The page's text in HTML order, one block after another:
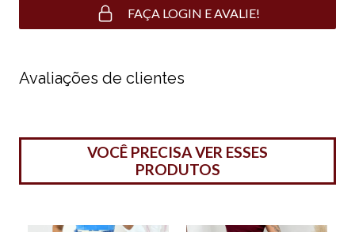
FAÇA LOGIN E AVALIE!
Avaliações de clientes
VOCÊ PRECISA VER ESSES
PRODUTOS